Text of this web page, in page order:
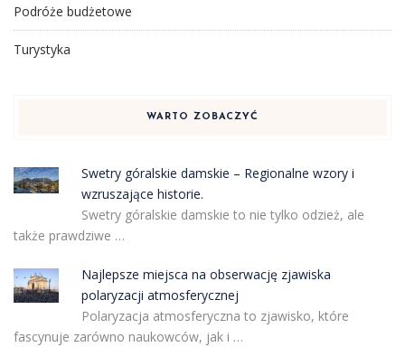
Podróże budżetowe
Turystyka
WARTO ZOBACZYĆ
Swetry góralskie damskie – Regionalne wzory i
wzruszające historie.
Swetry góralskie damskie to nie tylko odzież, ale
także prawdziwe …
Najlepsze miejsca na obserwację zjawiska
polaryzacji atmosferycznej
Polaryzacja atmosferyczna to zjawisko, które
fascynuje zarówno naukowców, jak i …